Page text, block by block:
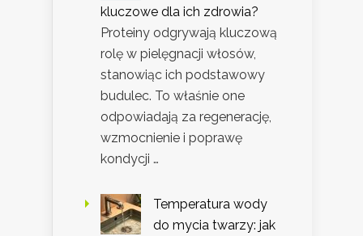
kluczowe dla ich zdrowia?
Proteiny odgrywają kluczową
rolę w pielęgnacji włosów,
stanowiąc ich podstawowy
budulec. To właśnie one
odpowiadają za regenerację,
wzmocnienie i poprawę
kondycji …
Temperatura wody
do mycia twarzy: jak